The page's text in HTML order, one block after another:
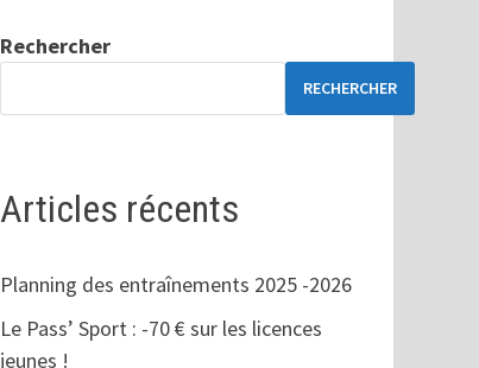
Rechercher
RECHERCHER
Articles récents
Planning des entraînements 2025 -2026
Le Pass’ Sport : -70 € sur les licences
jeunes !